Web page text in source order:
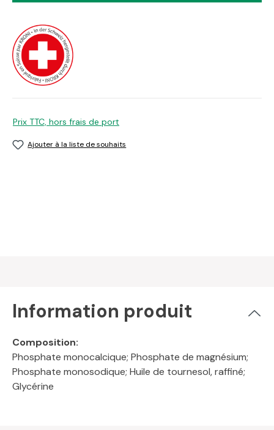
Prix TTC, hors frais de port
Ajouter à la liste de souhaits
Information produit
Composition:
Phosphate monocalcique; Phosphate de magnésium;
Phosphate monosodique; Huile de tournesol, raffiné;
Glycérine